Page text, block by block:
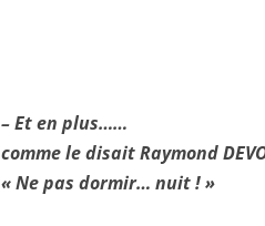
– Et en plus……
comme le disait Raymond
« Ne pas dormir… nuit ! »